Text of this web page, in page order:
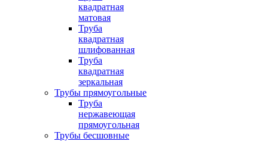
квадратная
матовая
Труба
квадратная
шлифованная
Труба
квадратная
зеркальная
Трубы прямоугольные
Труба
нержавеющая
прямоугольная
Трубы бесшовные